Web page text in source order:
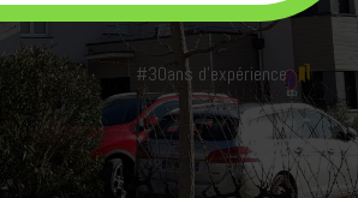
#30ans d'expérience